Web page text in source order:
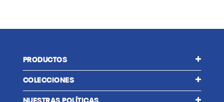
PRODUCTOS
COLECCIONES